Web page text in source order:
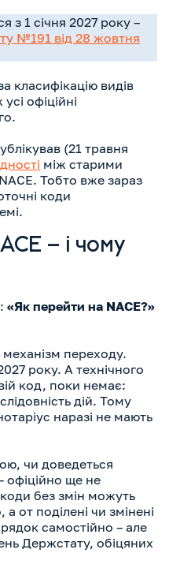
з 1 січня 2027 року –
№191 від 28 жовтня
класифікацію видів
офіційні
(21 травня
між старими
Тобто вже зараз
коди
– і чому
«Як перейти на NACE?»
переходу.
року. А технічного
код, поки немає:
дій. Тому
наразі не мають
чи доведеться
офіційно ще не
без змін можуть
от поділені чи змінені
самостійно – але
Держстату, обіцяних